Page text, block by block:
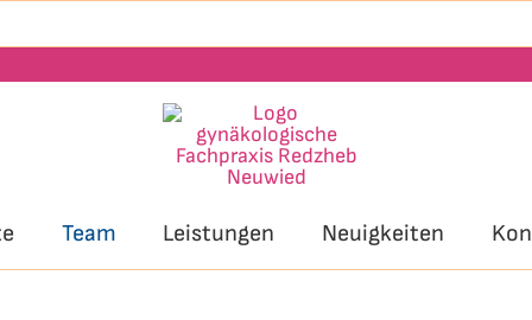
Team Leistungen Neuigkeiten